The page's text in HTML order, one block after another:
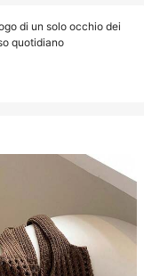
di un solo occhio dei
quotidiano